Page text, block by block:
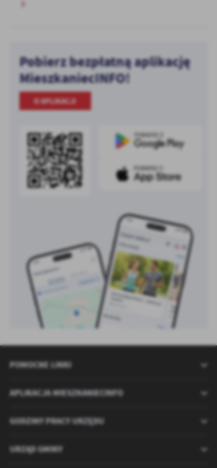
Pobierz bezpłatną aplikację
MieszkaniecINFO!
O APLIKACJI
POMOCNE LINKI
APLIKACJA MIESZKANIECINFO
GODZINY PRACY URZĘDU
URZĄD GMINY